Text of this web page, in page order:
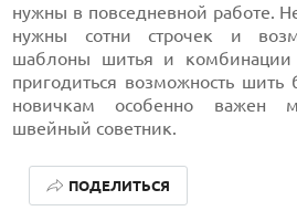
нужны в повседневной работе.
нужны сотни строчек и
шаблоны шитья и комбинации
пригодиться возможность
новичкам особенно важен
швейный советник.
ПОДЕЛИТЬСЯ
ЛУЧШИЕ ВИДЕОРЕГИСТРАТОРЫ В